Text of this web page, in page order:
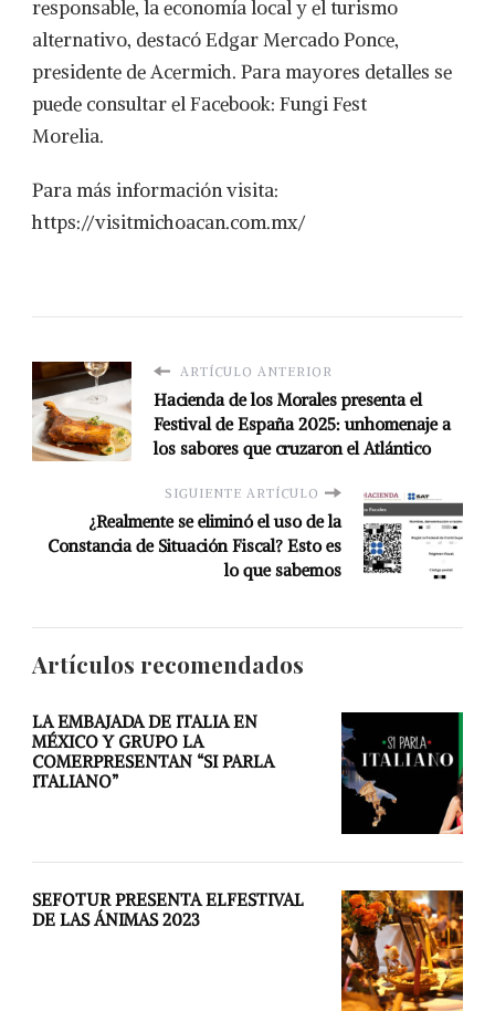
responsable, la economía local y el turismo
alternativo, destacó Edgar Mercado Ponce,
presidente de Acermich. Para mayores detalles se
puede consultar el Facebook: Fungi Fest
Morelia.
Para más información visita:
https://visitmichoacan.com.mx/
ARTÍCULO ANTERIOR
Hacienda de los Morales presenta el
Festival de España 2025: unhomenaje a
los sabores que cruzaron el Atlántico
SIGUIENTE ARTÍCULO
¿Realmente se eliminó el uso de la
Constancia de Situación Fiscal? Esto es
lo que sabemos
Artículos recomendados
LA EMBAJADA DE ITALIA EN
MÉXICO Y GRUPO LA
COMERPRESENTAN “SI PARLA
ITALIANO”
SEFOTUR PRESENTA ELFESTIVAL
DE LAS ÁNIMAS 2023